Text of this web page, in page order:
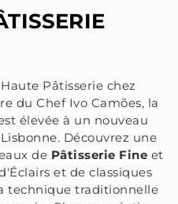
Pâtisserie chez
du Chef Ivo Camões, la
élevée à un nouveau
Découvrez une
de Pâtisserie Fine et
et de classiques
technique traditionnelle